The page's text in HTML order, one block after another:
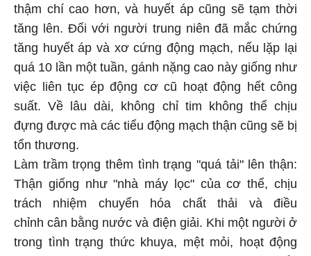
thậm chí cao hơn, và huyết áp cũng sẽ tạm thời
tăng lên. Đối với người trung niên đã mắc chứng
tăng huyết áp và xơ cứng động mạch, nếu lặp lại
quá 10 lần một tuần, gánh nặng cao này giống như
việc liên tục ép động cơ cũ hoạt động hết công
suất. Về lâu dài, không chỉ tim không thể chịu
đựng được mà các tiểu động mạch thận cũng sẽ bị
tổn thương.
Làm trầm trọng thêm tình trạng "quá tải" lên thận:
Thận giống như "nhà máy lọc" của cơ thể, chịu
trách nhiệm chuyển hóa chất thải và điều
chỉnh cân bằng nước và điện giải. Khi một người ở
trong tình trạng thức khuya, mệt mỏi, hoạt động